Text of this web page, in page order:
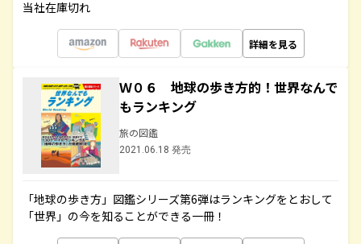
当社在庫切れ
詳細を見る
Ｗ０６ 地球の歩き方的！世界なんで
もランキング
旅の図鑑
2021.06.18 発売
「地球の歩き方」図鑑シリーズ第6弾はランキングをとおして
「世界」の今を知ることができる一冊！